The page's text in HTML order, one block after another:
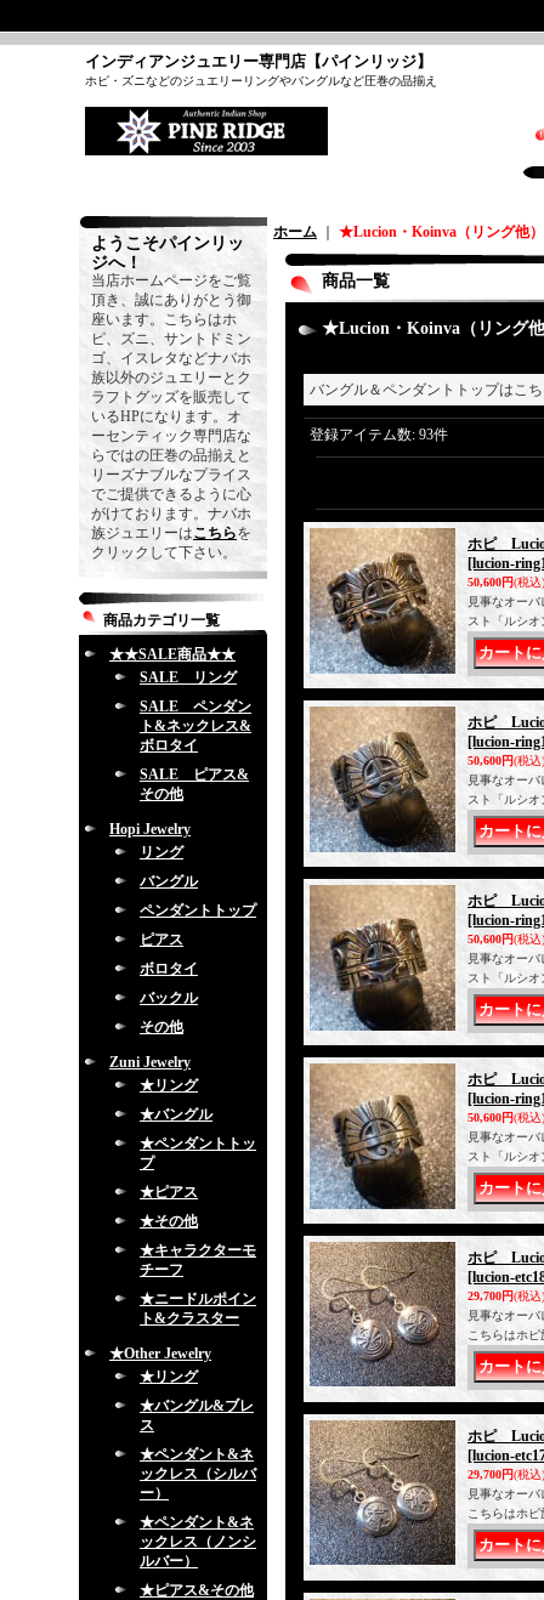
インディアンジュエリー専門店【パインリッジ】
ホピ・ズニなどのジュエリーリングやバングルなど圧巻の品揃え
ようこそパインリッ
ジへ！
当店ホームページをご覧
頂き、誠にありがとう御
座います。こちらはホ
ピ、ズニ、サントドミン
ゴ、イスレタなどナバホ
族以外のジュエリーとク
ラフトグッズを販売して
いるHPになります。オ
ーセンティック専門店な
らではの圧巻の品揃えと
リーズナブルなプライス
でご提供できるように心
がけております。ナバホ
族ジュエリーはこちらを
クリックして下さい。
商品カテゴリ一覧
★★SALE商品★★
SALE リング
SALE ペンダン
ト&ネックレス&
ボロタイ
SALE ピアス&
その他
Hopi Jewelry
リング
バングル
ペンダントトップ
ピアス
ボロタイ
バックル
その他
Zuni Jewelry
★リング
★バングル
★ペンダントトッ
プ
★ピアス
★その他
★キャラクターモ
チーフ
★ニードルポイン
ト&クラスター
★Other Jewelry
★リング
★バングル&ブレ
ス
★ペンダント&ネ
ックレス（シルバ
ー）
★ペンダント&ネ
ックレス（ノンシ
ルバー）
★ピアス&その他
ホーム ★Lucion・Koinva（リング他）
商品一覧
★Lucion・Koinva（リング
バングル＆ペンダントトップは
登録アイテム数: 93件
ホピ
[lucion-
50,600円(税込)
見事なオー
スト「ルシ
ホピ
[lucion-
50,600円(税込)
見事なオー
スト「ルシ
ホピ
[lucion-
50,600円(税込)
見事なオー
スト「ルシ
ホピ
[lucion-
50,600円(税込)
見事なオー
スト「ルシ
ホピ
[lucion-
29,700円(税込)
見事なオー
こちらはホ
ホピ
[lucion-
29,700円(税込)
見事なオー
こちらはホ